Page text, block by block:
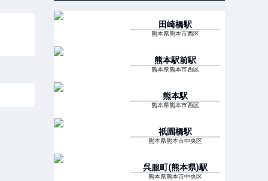
田崎橋駅
熊本県熊本市西区
熊本駅前駅
熊本県熊本市西区
熊本駅
熊本県熊本市西区
祇園橋駅
熊本県熊本市中央区
呉服町(熊本県)駅
熊本県熊本市中央区